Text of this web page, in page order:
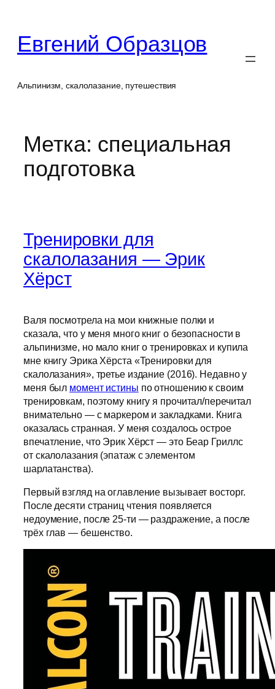
содержимому
Евгений Образцов
Альпинизм, скалолазание, путешествия
Метка: специальная
подготовка
Тренировки для
скалолазания — Эрик
Хёрст
Валя посмотрела на мои книжные полки и
сказала, что у меня много книг о безопасности в
альпинизме, но мало книг о тренировках и купила
мне книгу Эрика Хёрста «Тренировки для
скалолазания», третье издание (2016). Недавно у
меня был момент истины по отношению к своим
тренировкам, поэтому книгу я прочитал/перечитал
внимательно — с маркером и закладками. Книга
оказалась странная. У меня создалось острое
впечатление, что Эрик Хёрст — это Беар Гриллс
от скалолазания (эпатаж с элементом
шарлатанства).
Первый взгляд на оглавление вызывает восторг.
После десяти страниц чтения появляется
недоумение, после 25-ти — раздражение, а после
трёх глав — бешенство.